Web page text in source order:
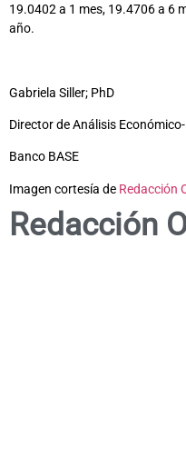
19.0402 a 1 mes, 19.4706 a 6
año.
Gabriela Siller; PhD
Director de Análisis
Banco BASE
Imagen cortesía de Redacción
Redacción